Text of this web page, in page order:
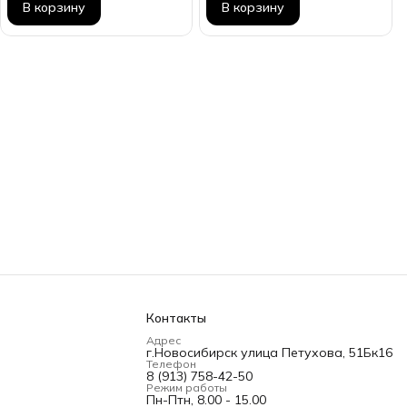
В корзину В корзину
Контакты
Адрес
г.Новосибирск улица Петухова, 51Бк16
Телефон
8 (913) 758-42-50
Режим работы
Пн-Птн, 8.00 - 15.00